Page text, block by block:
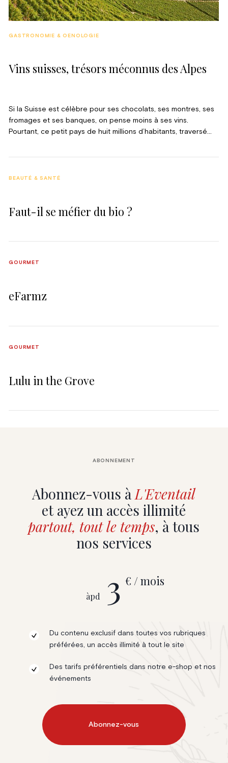
Vins suisses, trésors méconnus des Alpes
GASTRONOMIE & OENOLOGIE
Si la Suisse est célèbre pour ses chocolats, ses montres, ses
fromages et ses banques, on pense moins à ses vins.
Pourtant, ce petit pays de huit millions d’habitants, traversé
record !
Faut-il se méfier du bio ?
BEAUTÉ & SANTÉ
eFarmz
GOURMET
Lulu in the Grove
GOURMET
Abonnez-vous àL'Eventail
et ayez un accès illimité
partout, tout le temps, à tous
nos services
ABONNEMENT
àpd 3 € / mois
Du contenu exclusif dans toutes vos rubriques
préférées, un accès illimité à tout le site
Des tarifs préférentiels dans notre e-shop et nos
événements
Abonnez-vous